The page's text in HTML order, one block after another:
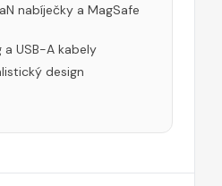
nabíječky a MagSafe
a USB-A kabely
design